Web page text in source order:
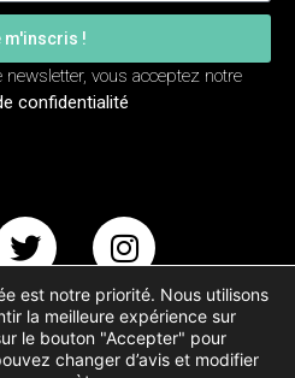
m'inscris !
vous acceptez notre
confidentialité
Testing © 2017-2023
est notre priorité. Nous utilisons
la meilleure expérience sur
le bouton "Accepter" pour
changer d’avis et modifier